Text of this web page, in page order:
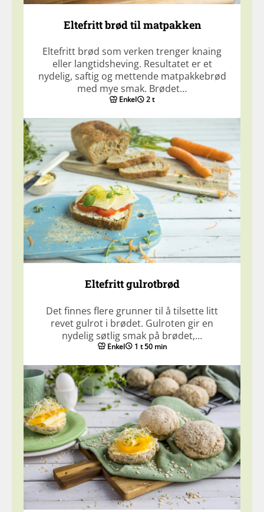
Eltefritt brød til matpakken
Eltefritt brød som verken trenger knaing
eller langtidsheving. Resultatet er et
nydelig, saftig og mettende matpakkebrød
med mye smak. Brødet…
Enkel 2 t
Eltefritt gulrotbrød
Det finnes flere grunner til å tilsette litt
revet gulrot i brødet. Gulroten gir en
nydelig søtlig smak på brødet,…
Enkel 1 t 50 min